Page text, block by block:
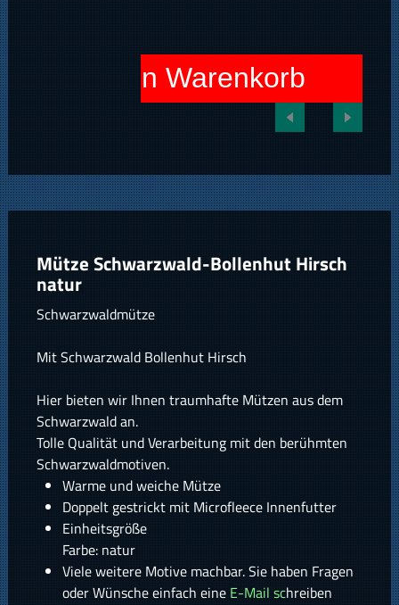
In den Warenkorb
Mütze Schwarzwald-Bollenhut Hirsch
natur
Schwarzwaldmütze
Mit Schwarzwald Bollenhut Hirsch
Hier bieten wir Ihnen traumhafte Mützen aus dem
Schwarzwald an.
Tolle Qualität und Verarbeitung mit den berühmten
Schwarzwaldmotiven.
Warme und weiche Mütze
Doppelt gestrickt mit Microfleece Innenfutter
Einheitsgröße
Farbe: natur
Viele weitere Motive machbar. Sie haben Fragen
oder Wünsche einfach eineE-Mail schreiben